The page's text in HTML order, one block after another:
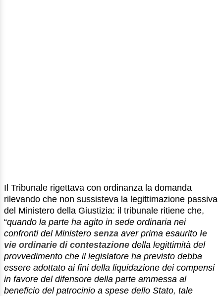
Il Tribunale rigettava con ordinanza la domanda
rilevando che non sussisteva la legittimazione passiva
del Ministero della Giustizia: il tribunale ritiene che,
“quando la parte ha agito in sede ordinaria nei
confronti del Ministero senza aver prima esaurito le
vie ordinarie di contestazione della legittimità del
provvedimento che il legislatore ha previsto debba
essere adottato ai fini della liquidazione dei compensi
in favore del difensore della parte ammessa al
beneficio del patrocinio a spese dello Stato, tale